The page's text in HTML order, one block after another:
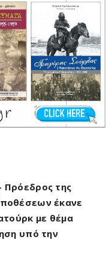
Πρόεδρος της
έκανε
με θέμα
υπό την